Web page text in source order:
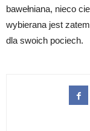
bawełniana, nieco
wybierana jest
dla swoich pociech.